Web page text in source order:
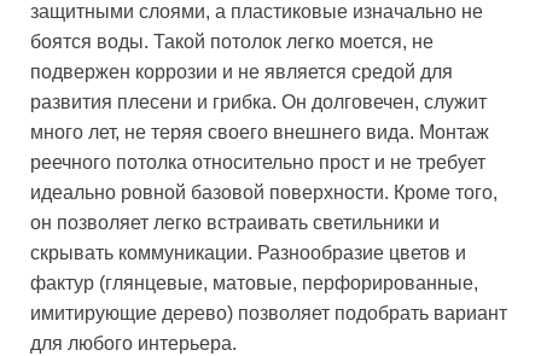
защитными слоями, а пластиковые изначально не
боятся воды. Такой потолок легко моется, не
подвержен коррозии и не является средой для
развития плесени и грибка. Он долговечен, служит
много лет, не теряя своего внешнего вида. Монтаж
реечного потолка относительно прост и не требует
идеально ровной базовой поверхности. Кроме того,
он позволяет легко встраивать светильники и
скрывать коммуникации. Разнообразие цветов и
фактур (глянцевые, матовые, перфорированные,
имитирующие дерево) позволяет подобрать вариант
для любого интерьера.